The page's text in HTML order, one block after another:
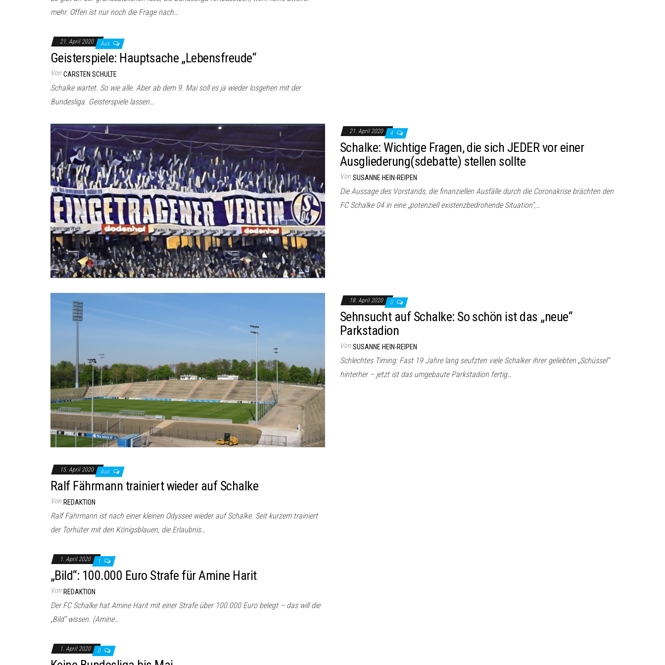
mehr. Offen ist nur noch die Frage nach…
21. April 2020 Aus
Geisterspiele: Hauptsache „Lebensfreude“
Von CARSTEN SCHULTE
Schalke wartet. So wie alle. Aber ab dem 9. Mai soll es ja wieder losgehen mit der
Bundesliga. Geisterspiele lassen…
21. April 2020 4
Schalke: Wichtige Fragen, die sich JEDER vor einer
Ausgliederung(sdebatte) stellen sollte
Von SUSANNE HEIN-REIPEN
Die Aussage des Vorstands, die finanziellen Ausfälle durch die Coronakrise brächten den
FC Schalke 04 in eine „potenziell existenzbedrohende Situation“,…
18. April 2020 0
Sehnsucht auf Schalke: So schön ist das „neue“
Parkstadion
Von SUSANNE HEIN-REIPEN
Schlechtes Timing: Fast 19 Jahre lang seufzten viele Schalker ihrer geliebten „Schüssel“
hinterher – jetzt ist das umgebaute Parkstadion fertig…
15. April 2020 Aus
Ralf Fährmann trainiert wieder auf Schalke
Von REDAKTION
Ralf Fährmann ist nach einer kleinen Odyssee wieder auf Schalke. Seit kurzem trainiert
der Torhüter mit den Königsblauen, die Erlaubnis…
1. April 2020 1
„Bild“: 100.000 Euro Strafe für Amine Harit
Von REDAKTION
Der FC Schalke hat Amine Harit mit einer Strafe über 100.000 Euro belegt – das will die
„Bild“ wissen. (Amine…
1. April 2020 0